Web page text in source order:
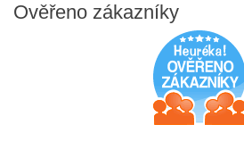
Ověřeno zákazníky